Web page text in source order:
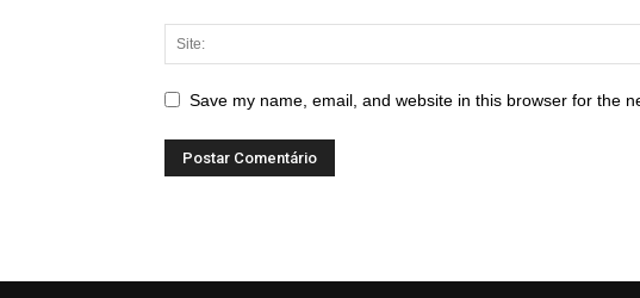
Save my name, email, and website in this browser for the